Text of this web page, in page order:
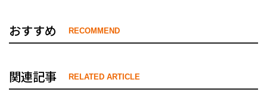
おすすめ RECOMMEND
関連記事 RELATED ARTICLE